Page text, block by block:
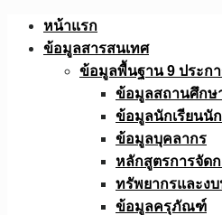
Skip
หน้าแรก
ข้อมูลสารสนเทศ
ข้อมูลพื้นฐาน 9 ประก
ข้อมูลสถานศึกษ
ข้อมูลนักเรียนนั
ข้อมูลบุคลากร
หลักสูตรการจัด
ทรัพยากรและง
ข้อมูลครุภัณฑ์